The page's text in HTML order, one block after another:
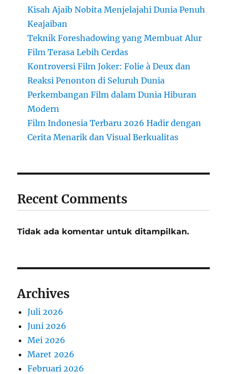
Kisah Ajaib Nobita Menjelajahi Dunia Penuh
Keajaiban
Teknik Foreshadowing yang Membuat Alur
Film Terasa Lebih Cerdas
Kontroversi Film Joker: Folie à Deux dan
Reaksi Penonton di Seluruh Dunia
Perkembangan Film dalam Dunia Hiburan
Modern
Film Indonesia Terbaru 2026 Hadir dengan
Cerita Menarik dan Visual Berkualitas
Recent Comments
Tidak ada komentar untuk ditampilkan.
Archives
Juli 2026
Juni 2026
Mei 2026
Maret 2026
Februari 2026